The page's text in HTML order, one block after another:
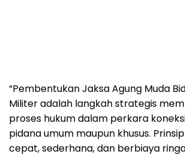
“Pembentukan Jaksa Agung Muda
Militer adalah langkah strategis
proses hukum dalam perkara
pidana umum maupun khusus.
cepat, sederhana, dan berbiaya